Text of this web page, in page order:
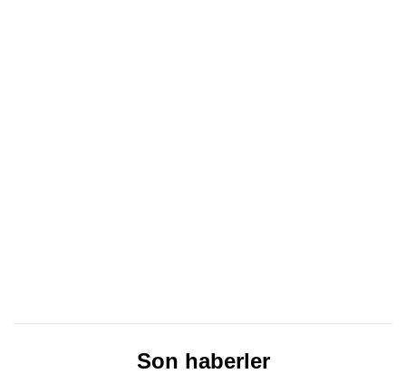
Son haberler